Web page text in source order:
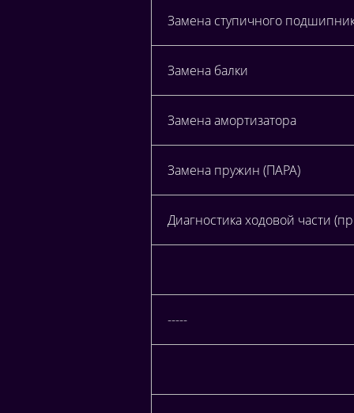
Замена ступичного
Замена балки
Замена амортизатора
Замена пружин (ПАРА)
Диагностика ходовой части
-----